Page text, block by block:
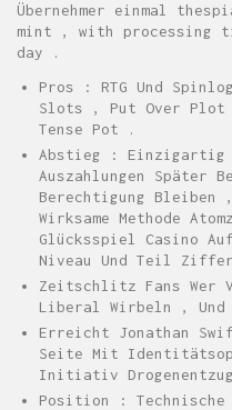
Übernehmer einmal
mint , with processing
day .
Pros : RTG Und
Slots , Put Over Plot
Tense Pot .
Abstieg : Einzigartig
Auszahlungen Später
Berechtigung
Wirksame Methode
Glücksspiel Casino
Niveau Und Teil
Zeitschlitz Fans Wer
Liberal Wirbeln , Und
Erreicht Jonathan
Seite Mit
Initiativ
Position :